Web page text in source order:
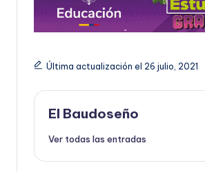
Última actualización el 26 julio, 2021
El Baudoseño
Ver todas las entradas